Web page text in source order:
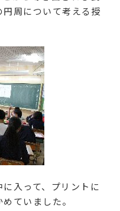
周について考える授
入って、プリントに
ていました。